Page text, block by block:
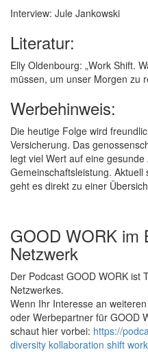
Interview: Jule Jankowski
Literatur:
Elly Oldenbourg: „Work Shift.
müssen, um unser Morgen zu
Werbehinweis:
Die heutige Folge wird
Versicherung. Das
legt viel Wert auf eine
Gemeinschaftsleistung.
geht es direkt zu einer
GOOD WORK im
Netzwerk
Der Podcast GOOD WORK ist
Netzwerkes.
Wenn Ihr Interesse an
oder Werbepartner für GOOD
schaut hier vorbei: https://
diversity kollaboration shift work